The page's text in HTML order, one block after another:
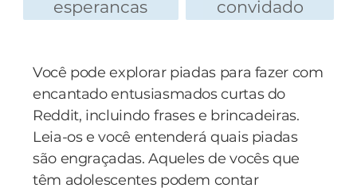
esperancas
convidado
Você pode explorar piadas para fazer com
encantado entusiasmados curtas do
Reddit, incluindo frases e brincadeiras.
Leia-os e você entenderá quais piadas
são engraçadas. Aqueles de vocês que
têm adolescentes podem contar